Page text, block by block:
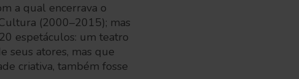
a qual encerrava o
(2000–2015); mas
espetáculos: um teatro
seus atores, mas que
criativa, também fosse